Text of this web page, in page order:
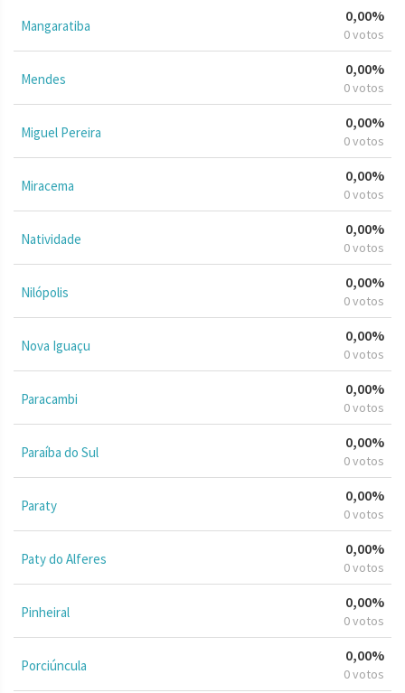
Mangaratiba
0,00%
0 votos
Mendes
0,00%
0 votos
Miguel Pereira
0,00%
0 votos
Miracema
0,00%
0 votos
Natividade
0,00%
0 votos
Nilópolis
0,00%
0 votos
Nova Iguaçu
0,00%
0 votos
Paracambi
0,00%
0 votos
Paraíba do Sul
0,00%
0 votos
Paraty
0,00%
0 votos
Paty do Alferes
0,00%
0 votos
Pinheiral
0,00%
0 votos
Porciúncula
0,00%
0 votos